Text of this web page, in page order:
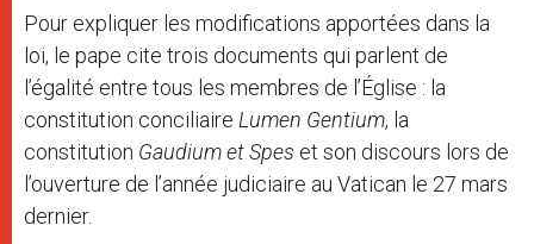
Pour expliquer les modifications apportées dans la
loi, le pape cite trois documents qui parlent de
l’égalité entre tous les membres de l’Église : la
constitution conciliaire Lumen Gentium, la
constitution Gaudium et Spes et son discours lors de
l’ouverture de l’année judiciaire au Vatican le 27 mars
dernier.